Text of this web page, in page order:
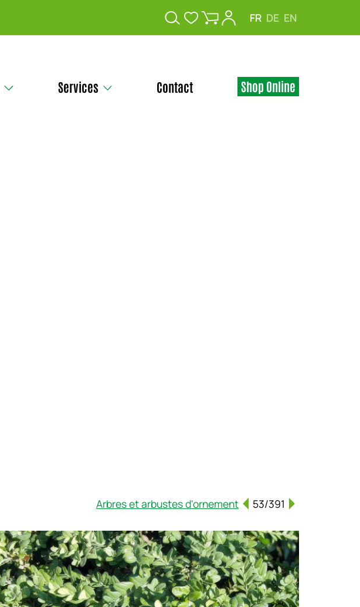
FR DE EN
Services Contact Shop Online
Arbres et arbustes d'ornement 53/391